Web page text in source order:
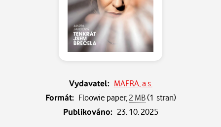
Vydavatel: MAFRA, a.s.
Formát: Floowie paper, 2 MB(1 stran)
Publikováno: 23. 10. 2025